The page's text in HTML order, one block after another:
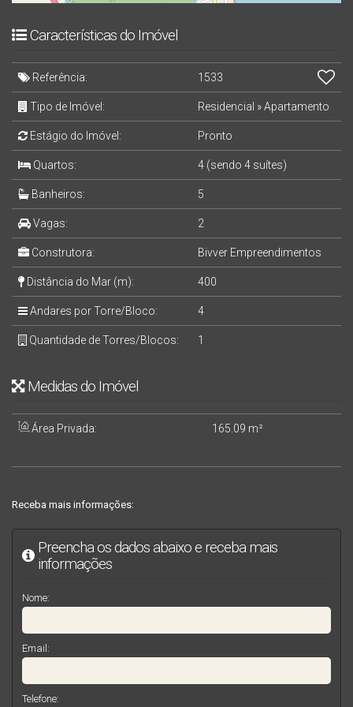
Características do Imóvel
Referência: 1533
Tipo de Imóvel: Residencial »Apartamento
Estágio do Imóvel: Pronto
Quartos: 4 (sendo 4 suítes)
Banheiros: 5
Vagas: 2
Construtora: Bivver Empreendimentos
Distância do Mar (m): 400
Andares por Torre/Bloco: 4
Quantidade de Torres/Blocos: 1
Medidas do Imóvel
Área Privada: 165 .09 m²
Receba mais informações:
Preencha os dados abaixo e receba mais
informações
Nome:
Email:
Telefone: